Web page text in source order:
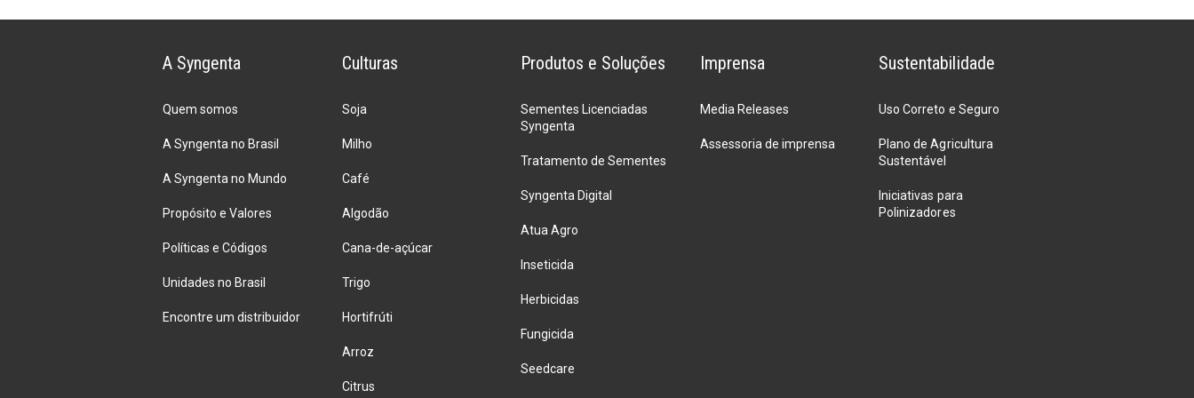
momento
atenção
doenças
atualizadas
cafeicultores
A Syngenta
Quem somos
A Syngenta no Brasil
A Syngenta no Mundo
Propósito e Valores
Políticas e Códigos
Unidades no Brasil
Encontre um distribuidor
Culturas
Soja
Milho
Café
Algodão
Cana-de-açúcar
Trigo
Hortifrúti
Arroz
Citrus
Produtos e Soluções
Sementes Licenciadas
Syngenta
Tratamento de Sementes
Syngenta Digital
Atua Agro
Inseticida
Herbicidas
Fungicida
Seedcare
Imprensa
Media Releases
Assessoria de imprensa
Sustentabilidade
Uso Correto e Seguro
Plano de Agricultura
Sustentável
Iniciativas para
Polinizadores